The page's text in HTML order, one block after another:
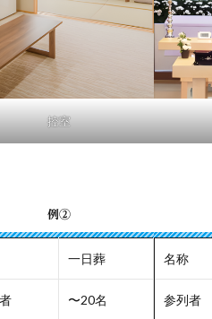
控室
例②
一日葬
〜20名
名称
参列者